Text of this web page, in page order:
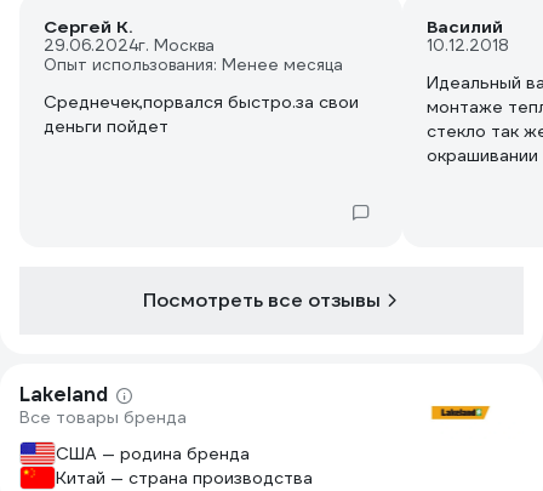
Сергей К.
29.06.2024г. Москва
Опыт использования: Менее месяца
Среднечек,порвался быстро.за свои
деньги пойдет
Василий
10.12.2018
Идеальный
монтаже теплоизоляции содержащей
стекло так
Посмотреть все отзывы
Lakeland
Все товары бренда
США — родина бренда
Китай — страна производства